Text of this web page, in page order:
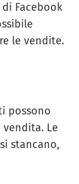
Facebook
le vendite.
possono
Le
stancano,